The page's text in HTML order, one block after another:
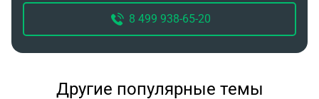
8 499 938-65-20
Другие популярные темы